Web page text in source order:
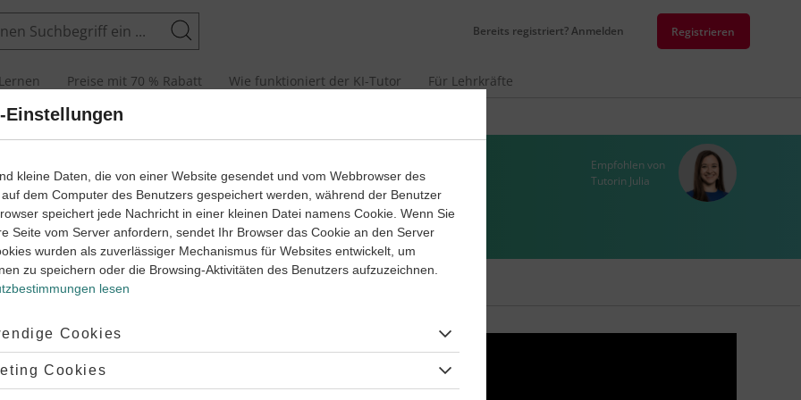
Bereits registriert? Anmelden Registrieren
Suchen
Preise mit 70 % Rabatt Wie funktioniert der KI-Tutor Für Lehrkräfte
Empfohlen von
Tutorin Julia
Einstellungen
kleine Daten, die von einer Website gesendet und vom Webbrowser des
dem Computer des Benutzers gespeichert werden, während der Benutzer
speichert jede Nachricht in einer kleinen Datei namens Cookie. Wenn Sie
Seite vom Server anfordern, sendet Ihr Browser das Cookie an den Server
wurden als zuverlässiger Mechanismus für Websites entwickelt, um
zu speichern oder die Browsing-Aktivitäten des Benutzers aufzuzeichnen.
lesen
Cookies
Cookies